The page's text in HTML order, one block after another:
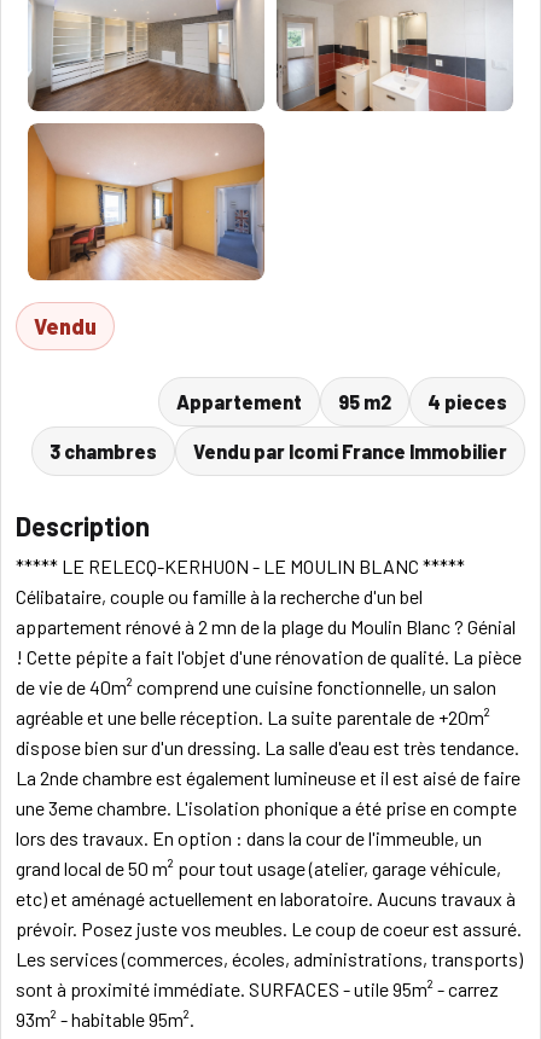
Vendu
Appartement 95 m2 4 pieces
3 chambres Vendu par Icomi France Immobilier
Description
***** LE RELECQ-KERHUON - LE MOULIN BLANC *****
Célibataire, couple ou famille à la recherche d'un bel
appartement rénové à 2 mn de la plage du Moulin Blanc ? Génial
! Cette pépite a fait l'objet d'une rénovation de qualité. La pièce
de vie de 40m² comprend une cuisine fonctionnelle, un salon
agréable et une belle réception. La suite parentale de +20m²
dispose bien sur d'un dressing. La salle d'eau est très tendance.
La 2nde chambre est également lumineuse et il est aisé de faire
une 3eme chambre. L'isolation phonique a été prise en compte
lors des travaux. En option : dans la cour de l'immeuble, un
grand local de 50 m² pour tout usage (atelier, garage véhicule,
etc) et aménagé actuellement en laboratoire. Aucuns travaux à
prévoir. Posez juste vos meubles. Le coup de coeur est assuré.
Les services (commerces, écoles, administrations, transports)
sont à proximité immédiate. SURFACES - utile 95m² - carrez
93m² - habitable 95m².